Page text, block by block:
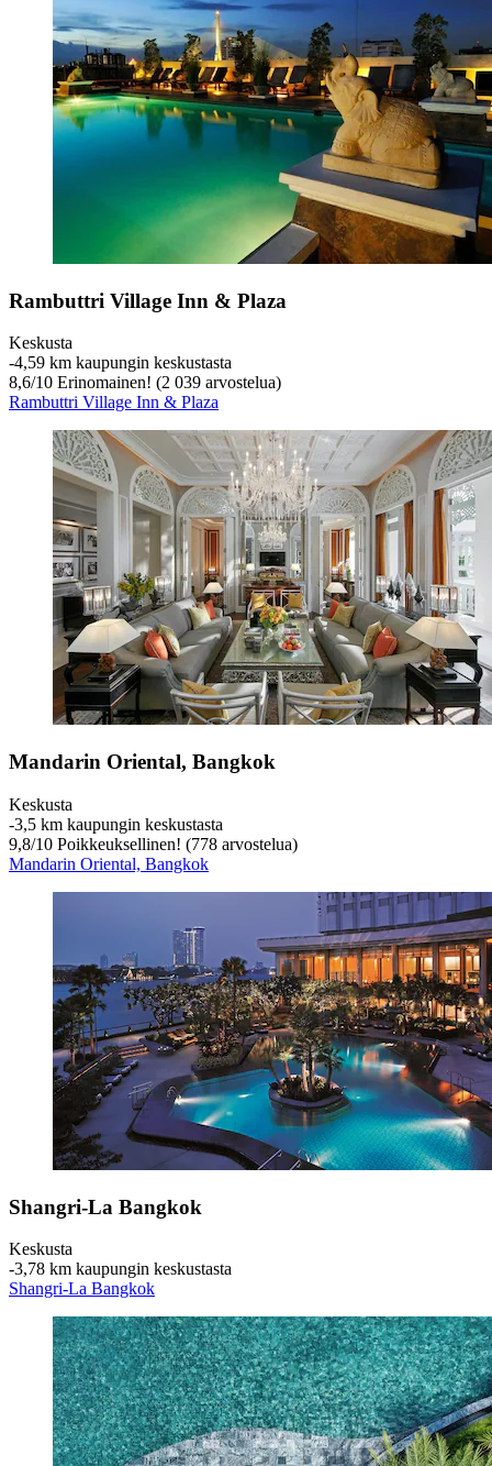
Rambuttri Village Inn & Plaza
Keskusta
‐4,59 km kaupungin keskustasta
8,6/10 Erinomainen! (2 039 arvostelua)
Rambuttri Village Inn & Plaza
Mandarin Oriental, Bangkok
Keskusta
‐3,5 km kaupungin keskustasta
9,8/10 Poikkeuksellinen! (778 arvostelua)
Mandarin Oriental, Bangkok
Shangri-La Bangkok
Keskusta
‐3,78 km kaupungin keskustasta
Shangri-La Bangkok